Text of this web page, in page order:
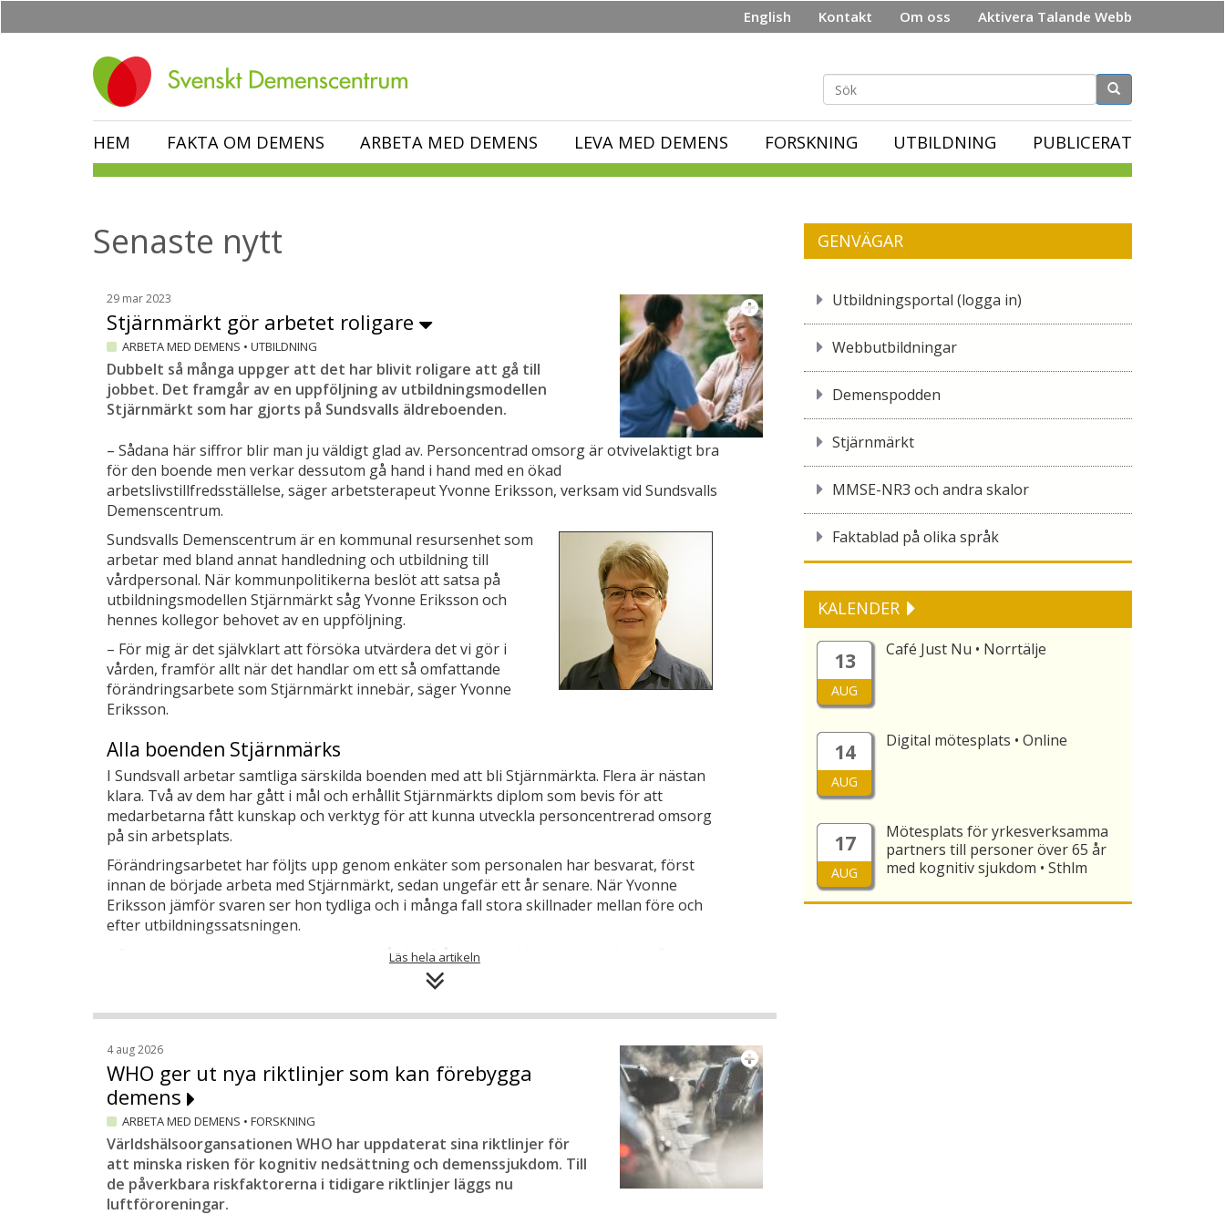
English Kontakt Om oss Aktivera Talande Webb
Sökformulär
HEM FAKTA OM DEMENS ARBETA MED DEMENS LEVA MED DEMENS FORSKNING UTBILDNING PUBLICERAT
Senaste nytt
29 mar 2023
Stjärnmärkt gör arbetet roligare
ARBETA MED DEMENS • UTBILDNING
Dubbelt så många uppger att det har blivit roligare att gå till
jobbet. Det framgår av en uppföljning av utbildningsmodellen
Stjärnmärkt som har gjorts på Sundsvalls äldreboenden.
– Sådana här siffror blir man ju väldigt glad av. Personcentrad omsorg är otvivelaktigt bra
för den boende men verkar dessutom gå hand i hand med en ökad
arbetslivstillfredsställelse, säger arbetsterapeut Yvonne Eriksson, verksam vid Sundsvalls
Demenscentrum.
Sundsvalls Demenscentrum är en kommunal resursenhet som
arbetar med bland annat handledning och utbildning till
vårdpersonal. När kommunpolitikerna beslöt att satsa på
utbildningsmodellen Stjärnmärkt såg Yvonne Eriksson och
hennes kollegor behovet av en uppföljning.
– För mig är det självklart att försöka utvärdera det vi gör i
vården, framför allt när det handlar om ett så omfattande
förändringsarbete som Stjärnmärkt innebär, säger Yvonne
Eriksson.
Alla boenden Stjärnmärks
I Sundsvall arbetar samtliga särskilda boenden med att bli Stjärnmärkta. Flera är nästan
klara. Två av dem har gått i mål och erhållit Stjärnmärkts diplom som bevis för att
medarbetarna fått kunskap och verktyg för att kunna utveckla personcentrerad omsorg
på sin arbetsplats.
Förändringsarbetet har följts upp genom enkäter som personalen har besvarat, först
innan de började arbeta med Stjärnmärkt, sedan ungefär ett år senare. När Yvonne
Eriksson jämför svaren ser hon tydliga och i många fall stora skillnader mellan före och
efter utbildningssatsningen.
– Personalen uppger att de nu ger mer vård utifrån den enskildes behov, de har fler
teammöten än tidigare och deras kunskap om personernas levnadshistoria har ökat. En
betydligt större andel svarar att relationen mellan personal och boende är viktigare än
arbetsuppgifterna, och det är ju på något sätt kärnan i personcentrerad omsorg.
Enkelt och pedagogiskt
För att följa upp utbildningssatsningen i Sundsvall har man använt P-Cat och PDC, två
utvärderingsskalor, i form av enkäter, som kan laddas ned gratis från Svenskt
Demenscentrum hemsida. När enkäterna besvarats och sammanställts kan resultatet
presenteras enkelt och pedagogiskt i ett stapeldiagram.
Det har varit frivilligt att använda skalorna betonar Yvonne Eriksson.
– Men vi uppmuntrade boendena att göra det och fem av dem använde enkäterna. De
gjorde sina egna sammanställningar som jag i sin tur sammanställt för att få en
Läs hela artikeln
4 aug 2026
WHO ger ut nya riktlinjer som kan förebygga
demens
ARBETA MED DEMENS • FORSKNING
Världshälsoorgansationen WHO har uppdaterat sina riktlinjer för
att minska risken för kognitiv nedsättning och demenssjukdom. Till
de påverkbara riskfaktorerna i tidigare riktlinjer läggs nu
luftföroreningar.
GENVÄGAR
Utbildningsportal (logga in)
Webbutbildningar
Demenspodden
Stjärnmärkt
MMSE-NR3 och andra skalor
Faktablad på olika språk
KALENDER
13
AUG
Café Just Nu • Norrtälje
14
AUG
Digital mötesplats • Online
17
AUG
Mötesplats för yrkesverksamma
partners till personer över 65 år
med kognitiv sjukdom • Sthlm